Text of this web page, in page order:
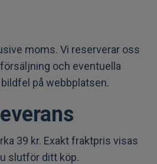
moms. Vi reserverar oss
och eventuella
på webbplatsen.
39 kr. Exakt fraktpris visas
slutför ditt köp.